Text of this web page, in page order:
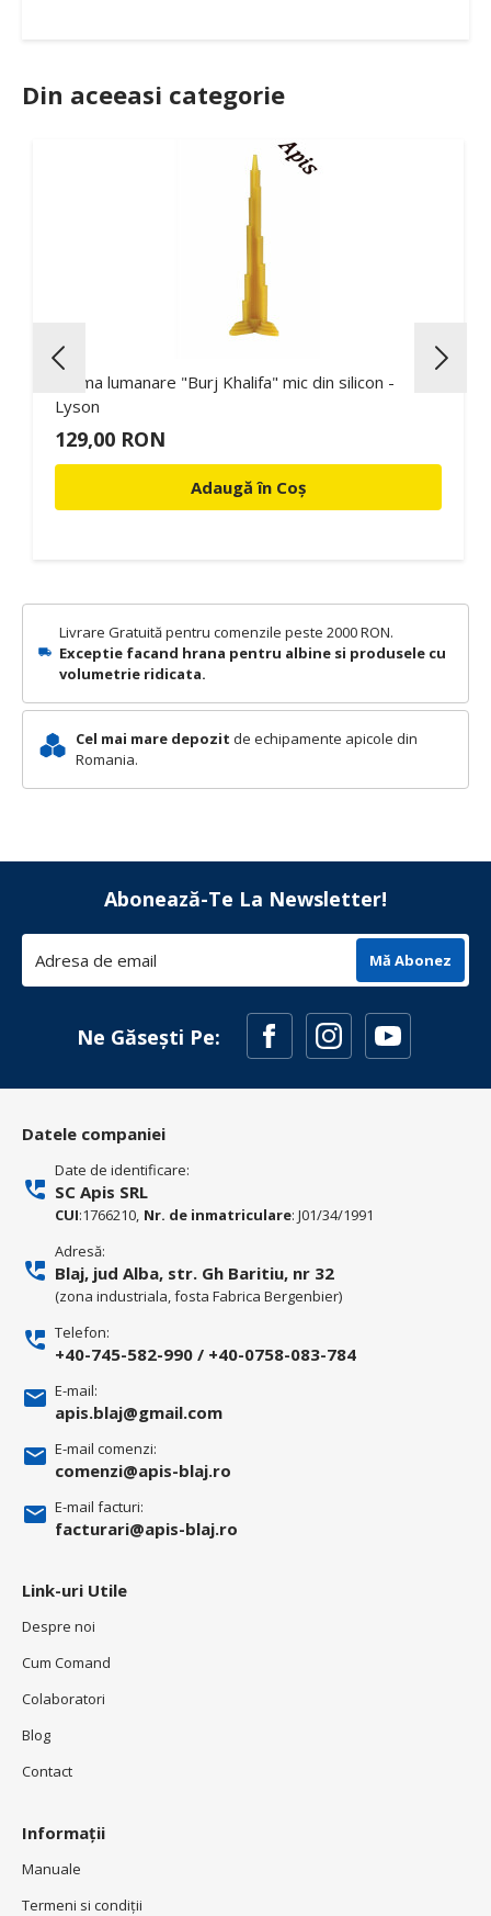
Livrare Gratuită pentru comenzile peste 2000 RON.
Exceptie facand hrana pentru albine si produsele cu
volumetrie ridicata.
Cel mai mare depozit de echipamente apicole din
Romania.
Din aceeasi categorie
Forma lumanare "Burj Khalifa" mic din silicon -
Lyson
129,00 RON
Adaugă în Coș
Abonează-Te La Newsletter!
Mă Abonez
Ne Găsești Pe:
Datele companiei
Date de identificare:
SC Apis SRL
CUI:1766210, Nr. de inmatriculare: J01/34/1991
Adresă:
Blaj, jud Alba, str. Gh Baritiu, nr 32
(zona industriala, fosta Fabrica Bergenbier)
Telefon:
+40-745-582-990 / +40-0758-083-784
E-mail:
apis.blaj@gmail.com
E-mail comenzi:
comenzi@apis-blaj.ro
E-mail facturi:
facturari@apis-blaj.ro
Link-uri Utile
Despre noi
Cum Comand
Colaboratori
Blog
Contact
Informații
Manuale
Termeni si condiţii